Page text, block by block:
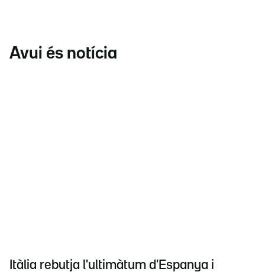
Avui és notícia
Itàlia rebutja l'ultimàtum d'Espanya i